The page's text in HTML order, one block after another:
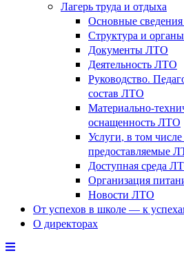
Лагерь труда и отдыха
Основные
Структура и
Документы ЛТО
Деятельность ЛТО
Руководство.
состав ЛТО
Материально-
оснащенность ЛТО
Услуги, в том
предоставляемые
Доступная среда
Организация
Новости ЛТО
От успехов в школе — к
О директорах